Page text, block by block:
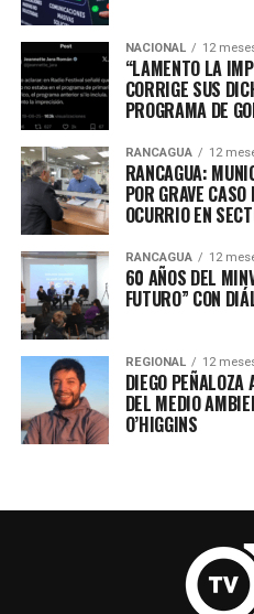
NACIONAL 12
“LAMENTO LA
CORRIGE SUS
PROGRAMA DE
RANCAGUA 12
RANCAGUA:
POR GRAVE
OCURRIO EN
RANCAGUA 12
60 AÑOS DEL
FUTURO” CON
REGIONAL 12
DIEGO PEÑALOZA
DEL MEDIO
O’HIGGINS